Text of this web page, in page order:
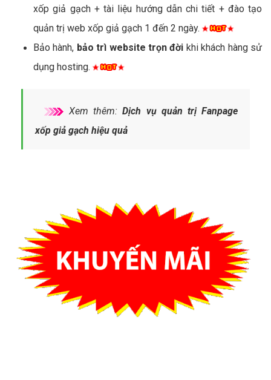
xốp giả gạch + tài liệu hướng dẫn chi tiết + đào tạo
quản trị web xốp giả gạch 1 đến 2 ngày.
Bảo hành, bảo trì website trọn đời khi khách hàng sử
dụng hosting.
Xem thêm:Dịch vụ quản trị Fanpage
xốp giả gạch hiệu quả